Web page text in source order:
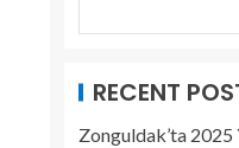
RECENT
Zonguldak’ta 2025